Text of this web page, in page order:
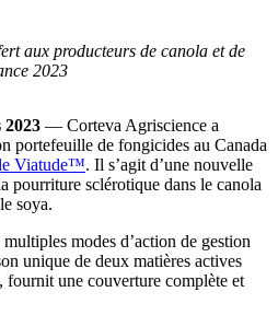
aux producteurs de canola et de
2023
— Corteva Agriscience a
portefeuille de fongicides au Canada
Viatude™. Il s’agit d’une nouvelle
pourriture sclérotique dans le canola
soya.
modes d’action de gestion
unique de deux matières actives
une couverture complète et